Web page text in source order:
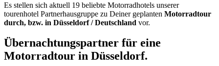
Es stellen sich aktuell 19 beliebte Motorradhotels unserer
tourenhotel Partnerhausgruppe zu Deiner geplanten Motorradtour
durch, bzw. in Düsseldorf / Deutschland vor.
Übernachtungspartner für eine
Motorradtour in Düsseldorf.